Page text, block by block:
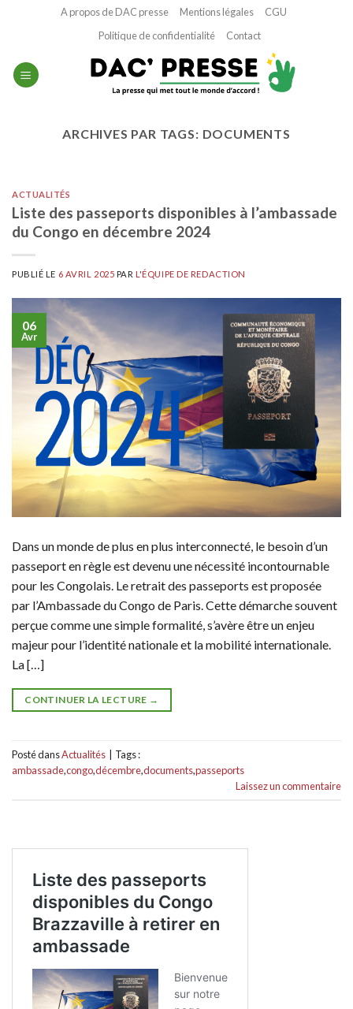
A propos de DAC presse Mentions légales
CGU
Politique de confidentialité
Contact
ARCHIVES PAR TAGS: DOCUMENTS
ACTUALITÉS
Liste des passeports disponibles à l’ambassade
du Congo en décembre 2024
PUBLIÉ LE 6 AVRIL 2025 PARL'ÉQUIPE DE REDACTION
06
Avr
Dans un monde de plus en plus interconnecté, le besoin d’un
passeport en règle est devenu une nécessité incontournable
pour les Congolais. Le retrait des passeports est proposée
par l’Ambassade du Congo de Paris. Cette démarche souvent
perçue comme une simple formalité, s’avère être un enjeu
majeur pour l’identité nationale et la mobilité internationale.
La […]
CONTINUER LA LECTURE →
Posté dansActualités
Tags :
ambassade,congo,décembre,documents,passeports
Laissez un commentaire